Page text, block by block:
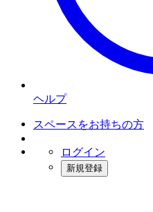
ヘルプ
スペースをお持ちの方
ログイン
新規登録